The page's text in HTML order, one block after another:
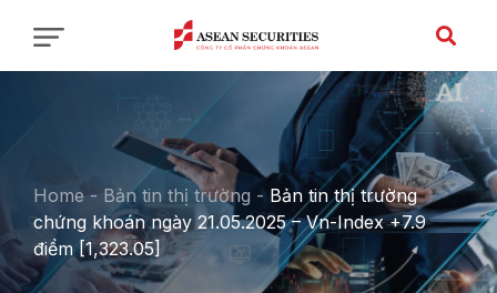
Home - Bản tin thị trường - Bản tin thị trường
chứng khoán ngày 21.05.2025 – Vn-Index +7.9
điểm [1,323.05]